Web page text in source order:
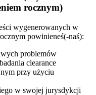
rocznym)
wygenerowanych w
powinieneś(-naś):
problemów
clearance
przy użyciu
w swojej jurysdykcji